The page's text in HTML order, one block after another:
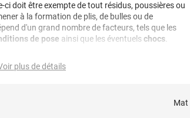
ci doit être exempte de tout résidus, poussières ou
à la formation de plis, de bulles ou de
d'un grand nombre de facteurs, tels que les
de pose ainsi que les éventuelschocs
ou 2D pour le film covering 3D couleur gris mat pour
provenant d'un
plus de détails
Mat